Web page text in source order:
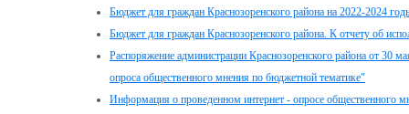
Бюджет для граждан Краснозоренского района на 2022-2024
Бюджет для граждан Краснозоренского района. К отчету об
Распоряжение администрации Краснозоренского района от 30
опроса общественного мнения по бюджетной тематике"
Информация о проведенном интернет - опросе общественного